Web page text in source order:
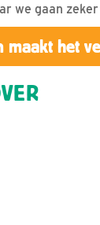
we gaan
het